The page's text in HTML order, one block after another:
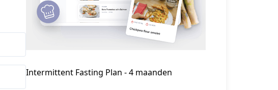
Intermittent Fasting Plan - 4 maanden